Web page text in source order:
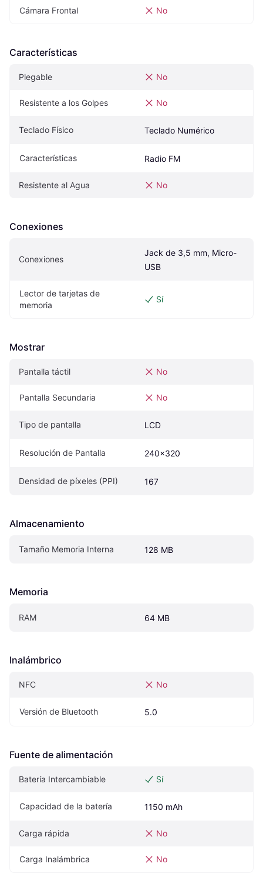
Cámara Frontal No
Características
Plegable No
Resistente a los Golpes No
Teclado Físico Teclado Numérico
Características Radio FM
Resistente al Agua No
Conexiones
Conexiones
Jack de 3,5 mm, Micro-
USB
Lector de tarjetas de
memoria
Sí
Mostrar
Pantalla táctil No
Pantalla Secundaria No
Tipo de pantalla LCD
Resolución de Pantalla 240x320
Densidad de píxeles (PPI) 167
Almacenamiento
Tamaño Memoria Interna 128 MB
Memoria
RAM 64 MB
Inalámbrico
NFC No
Versión de Bluetooth 5.0
Fuente de alimentación
Batería Intercambiable Sí
Capacidad de la batería 1150 mAh
Carga rápida No
Carga Inalámbrica No